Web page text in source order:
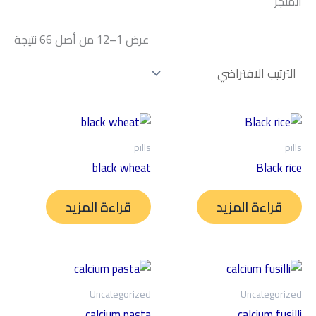
عرض 1–12 من أصل 66 نتيجة
Black
قراءة المزيد
black wheat
قراءة المزيد
Uncategorized